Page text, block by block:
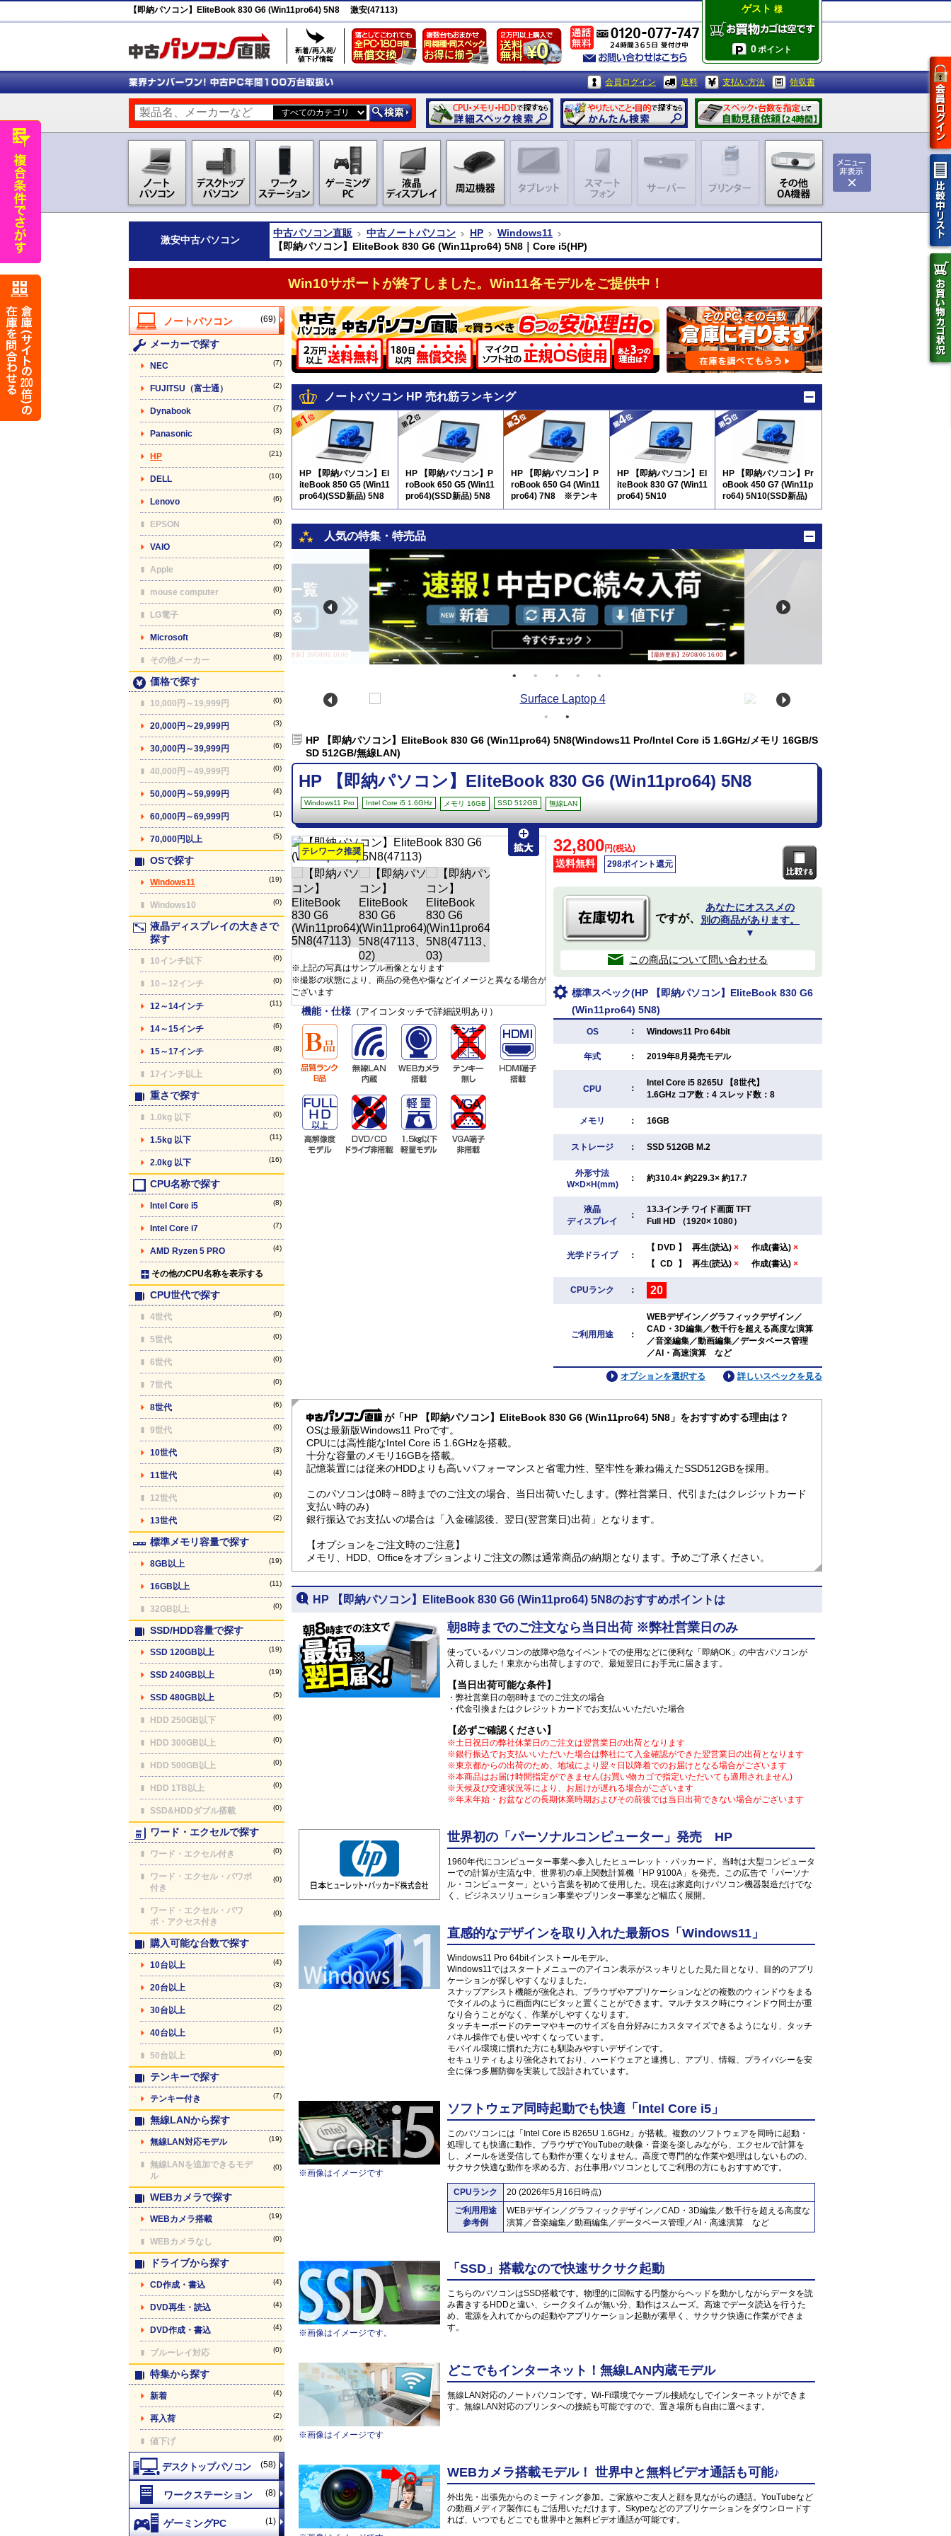
【即納パソコン】EliteBook 830 G6 (Win11pro64) 5N8 激安(47113) ゲスト 様
0ポイント
会員ログイン 送料 支払い方法 領収書
激安中古パソコン
中古パソコン直販 中古ノートパソコン HP
Windows11
【即納パソコン】EliteBook 830 G6 (Win11pro64) 5N8｜Core i5(HP)
Win10サポートが終了しました。Win11各モデルをご提供中！
(69)
メーカーで探す
NEC (7)
FUJITSU（富士通） (2)
Dynabook (7)
Panasonic (3)
HP (21)
DELL (10)
Lenovo (6)
EPSON (0)
VAIO (2)
Apple (0)
mouse computer (0)
LG電子 (0)
Microsoft (8)
その他メーカー (0)
価格で探す
10,000円～19,999円 (0)
20,000円～29,999円 (3)
30,000円～39,999円 (6)
40,000円～49,999円 (0)
50,000円～59,999円 (4)
60,000円～69,999円 (1)
70,000円以上 (5)
OSで探す
Windows11 (19)
Windows10 (0)
液晶ディスプレイの大きさで
探す
10インチ以下 (0)
10～12インチ (0)
12～14インチ (11)
14～15インチ (6)
15～17インチ (8)
17インチ以上 (0)
重さで探す
1.0kg 以下 (0)
1.5kg 以下 (11)
2.0kg 以下 (16)
CPU名称で探す
Intel Core i5 (8)
Intel Core i7 (7)
AMD Ryzen 5 PRO (4)
その他のCPU名称を表示する
CPU世代で探す
4世代 (0)
5世代 (0)
6世代 (0)
7世代 (0)
8世代 (6)
9世代 (0)
10世代 (3)
11世代 (4)
12世代 (0)
13世代 (2)
標準メモリ容量で探す
8GB以上 (19)
16GB以上 (11)
32GB以上 (0)
SSD/HDD容量で探す
SSD 120GB以上 (19)
SSD 240GB以上 (19)
SSD 480GB以上 (5)
HDD 250GB以下 (0)
HDD 300GB以上 (0)
HDD 500GB以上 (0)
HDD 1TB以上 (0)
SSD&HDDダブル搭載 (0)
ワード・エクセルで探す
ワード・エクセル付き (0)
ワード・エクセル・パワポ
付き
(0)
ワード・エクセル・パワ
ポ・アクセス付き
(0)
購入可能な台数で探す
10台以上 (4)
20台以上 (3)
30台以上 (2)
40台以上 (1)
50台以上 (0)
テンキーで探す
テンキー付き (7)
無線LANから探す
無線LAN対応モデル (19)
無線LANを追加できるモデ
ル
(0)
WEBカメラで探す
WEBカメラ搭載 (19)
WEBカメラなし (0)
ドライブから探す
CD作成・書込 (4)
DVD再生・読込 (4)
DVD作成・書込 (4)
ブルーレイ対応 (0)
特集から探す
新着 (4)
再入荷 (2)
値下げ (0)
(58)
(8)
(1)
ノートパソコン HP 売れ筋ランキング
HP 【即納パソコン】El
iteBook 850 G5 (Win11
pro64)(SSD新品) 5N8
※テンキー付
HP 【即納パソコン】P
roBook 650 G5 (Win11
pro64)(SSD新品) 5N8
※テンキー付
HP 【即納パソコン】P
roBook 650 G4 (Win11
pro64) 7N8 ※テンキ
ー付
HP 【即納パソコン】El
iteBook 830 G7 (Win11
pro64) 5N10
HP 【即納パソコン】Pr
oBook 450 G7 (Win11p
ro64) 5N10(SSD新品)
※テンキー付
人気の特集・特売品
【最終更新】26/08/06 16:00 【最終更新】26/08/06 16:00
HP 【即納パソコン】EliteBook 830 G6 (Win11pro64) 5N8(Windows11 Pro/Intel Core i5 1.6GHz/メモリ 16GB/S
SD 512GB/無線LAN)
HP 【即納パソコン】EliteBook 830 G6 (Win11pro64) 5N8
Windows11 Pro Intel Core i5 1.6GHz メモリ 16GB SSD 512GB 無線LAN
テレワーク推奨
※上記の写真はサンプル画像となります
※撮影の状態により、商品の発色や傷などイメージと異なる場合が
ございます
機能・仕様 （アイコンタッチで詳細説明あり）
32,800円(税込)
送料無料 298ポイント還元
ですが、
あなたにオススメの
別の商品があります。
▼
この商品について問い合わせる
標準スペック(HP 【即納パソコン】EliteBook 830 G6
(Win11pro64) 5N8)
OS ： Windows11 Pro 64bit
年式 ： 2019年8月発売モデル
CPU ：
Intel Core i5 8265U 【8世代】
1.6GHz コア数：4 スレッド数：8
メモリ ： 16GB
ストレージ ： SSD 512GB M.2
外形寸法
W×D×H(mm)
： 約310.4× 約229.3× 約17.7
液晶
ディスプレイ
：
13.3インチ ワイド画面 TFT
Full HD （1920× 1080）
光学ドライブ ：
【 DVD 】 再生(読込) × 作成(書込) ×
【 CD 】 再生(読込) × 作成(書込) ×
CPUランク ： 20
ご利用用途 ：
WEBデザイン／グラフィックデザイン／
CAD・3D編集／数千行を超える高度な演算
／音楽編集／動画編集／データベース管理
／AI・高速演算 など
詳しいスペックを見る
オプションを選択する
が「HP 【即納パソコン】EliteBook 830 G6 (Win11pro64) 5N8」をおすすめする理由は？
OSは最新版Windows11 Proです。
CPUには高性能なIntel Core i5 1.6GHzを搭載。
十分な容量のメモリ16GBを搭載。
記憶装置には従来のHDDよりも高いパフォーマンスと省電力性、堅牢性を兼ね備えたSSD512GBを採用。
このパソコンは0時～8時までのご注文の場合、当日出荷いたします。(弊社営業日、代引またはクレジットカード
支払い時のみ)
銀行振込でお支払いの場合は「入金確認後、翌日(翌営業日)出荷」となります。
【オプションをご注文時のご注意】
メモリ、HDD、Officeをオプションよりご注文の際は通常商品の納期となります。予めご了承ください。
HP 【即納パソコン】EliteBook 830 G6 (Win11pro64) 5N8のおすすめポイントは
朝8時までのご注文なら当日出荷 ※弊社営業日のみ
使っているパソコンの故障や急なイベントでの使用などに便利な「即納OK」の中古パソコンが
入荷しました！東京から出荷しますので、最短翌日にお手元に届きます。
【当日出荷可能な条件】
・弊社営業日の朝8時までのご注文の場合
・代金引換またはクレジットカードでお支払いいただいた場合
【必ずご確認ください】
※土日祝日の弊社休業日のご注文は翌営業日の出荷となります
※銀行振込でお支払いいただいた場合は弊社にて入金確認ができた翌営業日の出荷となります
※東京都からの出荷のため、地域により翌々日以降着でのお届けとなる場合がございます
※本商品はお届け時間指定ができません(お買い物カゴで指定いただいても適用されません)
※天候及び交通状況等により、お届けが遅れる場合がございます
※年末年始・お盆などの長期休業時期およびその前後では当日出荷できない場合がございます
世界初の「パーソナルコンピューター」発売 HP
1960年代にコンピューター事業へ参入したヒューレット・パッカード。当時は大型コンピュータ
ーでの計算が主流な中、世界初の卓上関数計算機「HP 9100A」を発売。この広告で「パーソナ
ル・コンピューター」という言葉を初めて使用した。現在は家庭向けパソコン機器製造だけでな
く、ビジネスソリューション事業やプリンター事業など幅広く展開。
直感的なデザインを取り入れた最新OS「Windows11」
Windows11 Pro 64bitインストールモデル。
Windows11ではスタートメニューのアイコン表示がスッキリとした見た目となり、目的のアプリ
ケーションが探しやすくなりました。
スナップアシスト機能が強化され、ブラウザやアプリケーションなどの複数のウィンドウをまる
でタイルのように画面内にピタッと置くことができます。マルチタスク時にウィンドウ同士が重
なり合うことがなく、作業がしやすくなります。
タッチキーボードのテーマやキーのサイズを自分好みにカスタマイズできるようになり、タッチ
パネル操作でも使いやすくなっています。
モバイル環境に慣れた方にも馴染みやすいデザインです。
セキュリティもより強化されており、ハードウェアと連携し、アプリ、情報、プライバシーを安
全に保つ多層防御を実装して設計されています。
※画像はイメージです
ソフトウェア同時起動でも快適「Intel Core i5」
このパソコンには「Intel Core i5 8265U 1.6GHz」が搭載。複数のソフトウェアを同時に起動・
処理しても快適に動作。ブラウザでYouTubeの映像・音楽を楽しみながら、エクセルで計算を
し、メールを送受信しても動作が重くなりません。高度で専門的な作業や処理はしないものの、
サクサク快適な動作を求める方、お仕事用パソコンとしてご利用の方にもおすすめです。
CPUランク
20 (2026年5月16日時点)
ご利用用途
参考例
WEBデザイン／グラフィックデザイン／CAD・3D編集／数千行を超える高度な
演算／音楽編集／動画編集／データベース管理／AI・高速演算 など
※画像はイメージです。
「SSD」搭載なので快速サクサク起動
こちらのパソコンはSSD搭載です。物理的に回転する円盤からヘッドを動かしながらデータを読
み書きするHDDと違い、シークタイムが無い分、動作はスムーズ。高速でデータ読込を行うた
め、電源を入れてからの起動やアプリケーション起動が素早く、サクサク快適に作業ができま
す。
※画像はイメージです
どこでもインターネット！無線LAN内蔵モデル
無線LAN対応のノートパソコンです。Wi-Fi環境でケーブル接続なしでインターネットができま
す。無線LAN対応のプリンタへの接続も可能ですので、置き場所も自由に選べます。
WEBカメラ搭載モデル！ 世界中と無料ビデオ通話も可能♪
外出先・出張先からのミーティング参加。ご家族やご友人と顔を見ながらの通話。YouTubeなど
の動画メディア製作にもご活用いただけます。Skypeなどのアプリケーションをダウンロードす
れば、いつでもどこでも世界中と無料ビデオ通話が可能です。